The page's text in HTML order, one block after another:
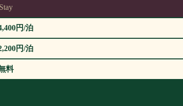
円/泊
円/泊
料